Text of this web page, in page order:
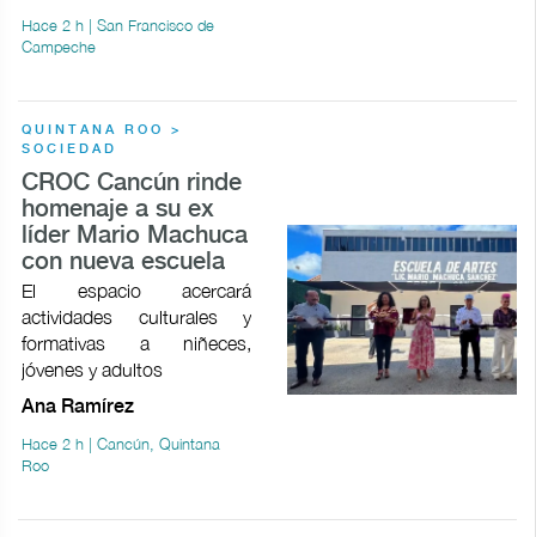
Hace 2 h | San Francisco de
Campeche
QUINTANA ROO >
SOCIEDAD
CROC Cancún rinde
homenaje a su ex
líder Mario Machuca
con nueva escuela
El espacio acercará
actividades culturales y
formativas a niñeces,
jóvenes y adultos
Ana Ramírez
Hace 2 h | Cancún, Quintana
Roo